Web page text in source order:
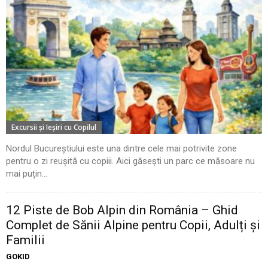
Excursii şi Ieşiri cu Copilul
Nordul Bucureștiului este una dintre cele mai potrivite zone
pentru o zi reușită cu copiii. Aici găsești un parc ce măsoare nu
mai puțin...
12 Piste de Bob Alpin din România – Ghid
Complet de Sănii Alpine pentru Copii, Adulți și
Familii
GOKID